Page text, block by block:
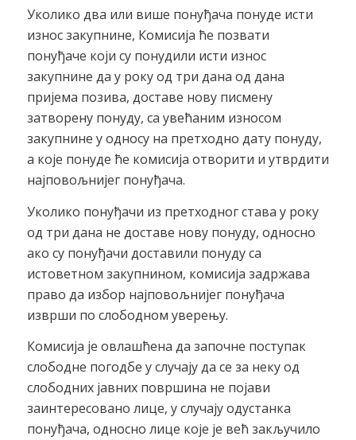
Уколико два или више понуђача понуде исти
износ закупнине, Комисија ће позвати
понуђаче који су понудили исти износ
закупнине да у року од три дана од дана
пријема позива, доставе нову писмену
затворену понуду, са увећаним износом
закупнине у односу на претходно дату понуду,
а које понуде ће комисија отворити и утврдити
најповољнијег понуђача.
Уколико понуђачи из претходног става у року
од три дана не доставе нову понуду, односно
ако су понуђачи доставили понуду са
истоветном закупнином, комисија задржава
право да избор најповољнијег понуђача
изврши по слободном уверењу.
Комисија је овлашћена да започне поступак
слободне погодбе у случају да се за неку од
слободних јавних површина не појави
заинтересовано лице, у случају одустанка
понуђача, односно лице које је већ закључило